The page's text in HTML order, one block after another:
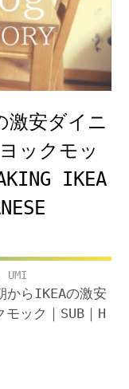
激安ダイニ
ックモッ
IKEA
UMI
らIKEAの激安
ック｜SUB｜H